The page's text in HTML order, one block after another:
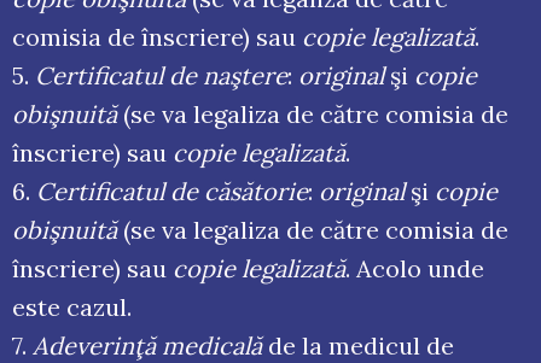
comisia de înscriere) sau copie legalizată.
5. Certificatul de naştere: originalşi copie
obişnuită(se va legaliza de către comisia de
înscriere) sau copie legalizată.
6. Certificatul de căsătorie: originalşi copie
obişnuită(se va legaliza de către comisia de
înscriere) sau copie legalizată. Acolo unde
este cazul.
7. Adeverinţă medicalăde la medicul de